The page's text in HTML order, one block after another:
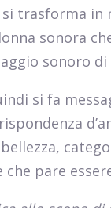
si trasforma
sonora
sonoro
si fa
che pare